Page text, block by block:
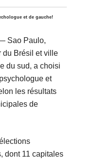
et de gauche!
Sao Paulo,
du Brésil et ville
du sud, a choisi
et
les résultats
de
dont 11 capitales